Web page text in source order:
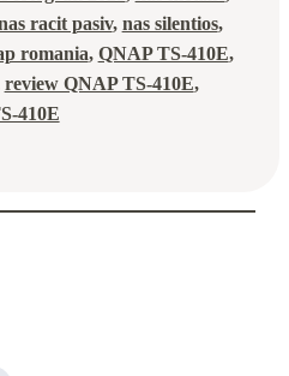
racit pasiv, nas silentios ,
romania, QNAP TS-410E ,
review QNAP TS-410E ,
410E